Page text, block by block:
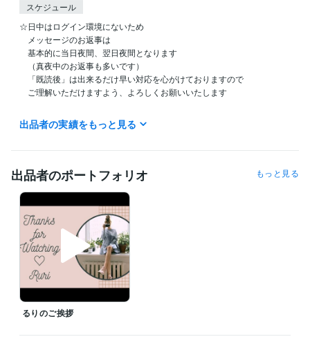
スケジュール
☆日中はログイン環境にないため
メッセージのお返事は
基本的に当日夜間、翌日夜間となります
（真夜中のお返事も多いです）
「既読後」は出来るだけ早い対応を心がけておりますので
ご理解いただけますよう、よろしくお願いいたします
いつもご利用くださる皆さま
お声がけくださりありがとうございます！
るりのサムネイル講座 〇〇を使用した無料でできるサムネイル講座
〇〇を使用した無料でできるサムネイル講座
ご出産準備について よろこばれるおもたせ
チョコレート編
資格・検定
Tカウンセリング マスタークラス修了
秘書検定２級 取得年 : 1996年
悩み相談・カウンセリング
ビジネス代行・事務代行 副業＝ココナラ！アドバイスいたします
出品者の実績をもっと見る
出品者のポートフォリオ もっと見る
るりのご挨拶